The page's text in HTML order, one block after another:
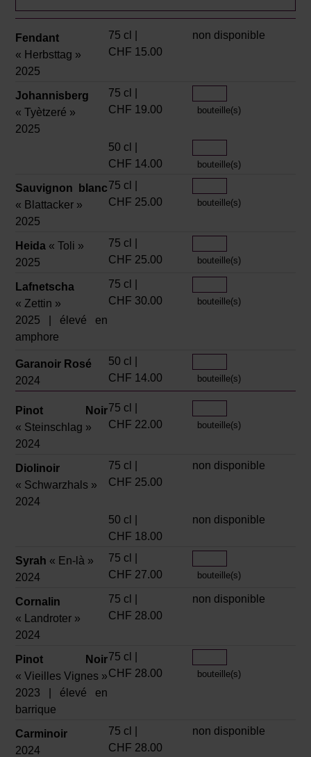
Fendant
« Herbsttag »
2025
75 cl |
CHF 15.00
non disponible
Johannisberg
« Tyètzeré »
2025
75 cl |
CHF 19.00
bouteille(s)
50 cl |
CHF 14.00
bouteille(s)
Sauvignon blanc
« Blattacker »
2025
75 cl |
CHF 25.00
bouteille(s)
Heida « Toli »
2025
75 cl |
CHF 25.00
bouteille(s)
Lafnetscha
« Zettin »
2025 | élevé en
amphore
75 cl |
CHF 30.00
bouteille(s)
Garanoir Rosé
2024
50 cl |
CHF 14.00
bouteille(s)
Pinot Noir
« Steinschlag »
2024
75 cl |
CHF 22.00
bouteille(s)
Diolinoir
« Schwarzhals »
2024
75 cl |
CHF 25.00
non disponible
50 cl |
CHF 18.00
non disponible
Syrah « En-là »
2024
75 cl |
CHF 27.00
bouteille(s)
Cornalin
« Landroter »
2024
75 cl |
CHF 28.00
non disponible
Pinot Noir
« Vieilles Vignes »
2023 | élevé en
barrique
75 cl |
CHF 28.00
bouteille(s)
Carminoir
2024
75 cl |
CHF 28.00
non disponible